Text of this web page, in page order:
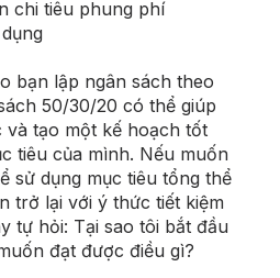
chi tiêu phung phí
bạn lập ngân sách theo
50/30/20 có thể giúp
tạo một kế hoạch tốt
tiêu của mình. Nếu muốn
sử dụng mục tiêu tổng thể
trở lại với ý thức tiết kiệm
tự hỏi: Tại sao tôi bắt đầu
đạt được điều gì?